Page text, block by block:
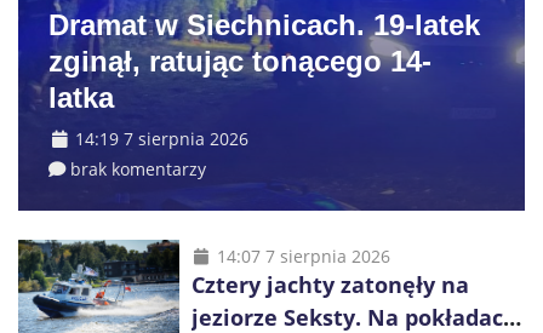
Dramat w Siechnicach. 19-latek
zginął, ratując tonącego 14-
latka
14:19 7 sierpnia 2026
brak komentarzy
14:07 7 sierpnia 2026
Cztery jachty zatonęły na
jeziorze Seksty. Na pokładach